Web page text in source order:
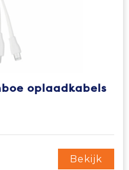
oplaadkabels
Bekijk